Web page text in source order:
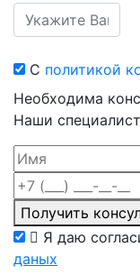
С политикой
Необходима
Наши
Получить
Я даю
даных